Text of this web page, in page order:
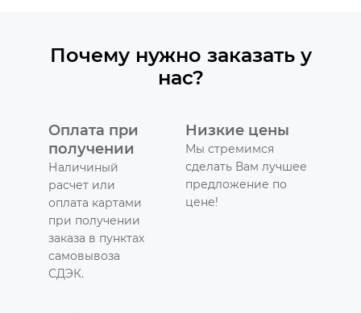
Почему нужно заказать у
нас?
Оплата при
получении
Наличиный
расчет или
оплата картами
при получении
заказа в пунктах
самовывоза
СДЭК.
Низкие цены
Мы стремимся
сделать Вам лучшее
предложение по
цене!